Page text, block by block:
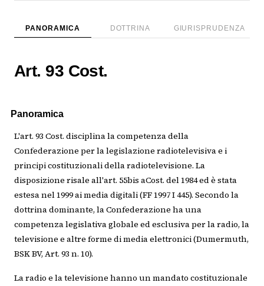
PANORAMICA DOTTRINA GIURISPRUDENZA
Art. 93 Cost.
Panoramica
L'art. 93 Cost. disciplina la competenza della
Confederazione per la legislazione radiotelevisiva e i
principi costituzionali della radiotelevisione. La
disposizione risale all'art. 55bis aCost. del 1984 ed è stata
estesa nel 1999 ai media digitali (FF 1997 I 445). Secondo la
dottrina dominante, la Confederazione ha una
competenza legislativa globale ed esclusiva per la radio, la
televisione e altre forme di media elettronici (Dumermuth,
BSK BV, Art. 93 n. 10).
La radio e la televisione hanno un mandato costituzionale